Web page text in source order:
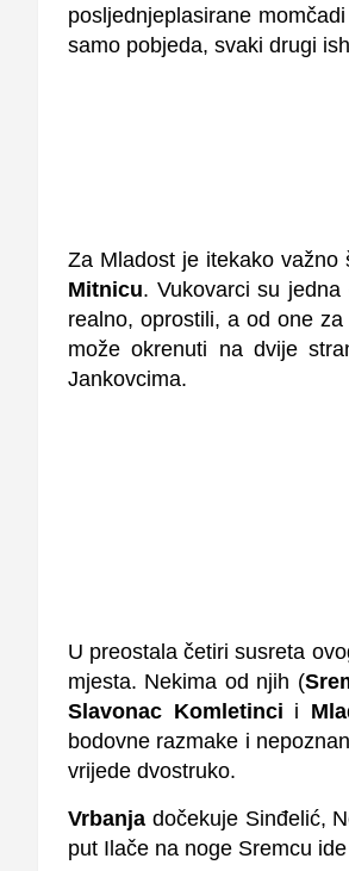
posljednjeplasirane
samo pobjeda, svaki drugi
Za Mladost je itekako važno
Mitnicu. Vukovarci su
realno, oprostili, a od one
može okrenuti na dvije
Jankovcima.
U preostala četiri susreta
mjesta. Nekima od njih (
Slavonac Komletinci i
bodovne razmake i
vrijede dvostruko.
Vrbanja dočekuje Sinđelić,
put Ilače na noge Sremcu